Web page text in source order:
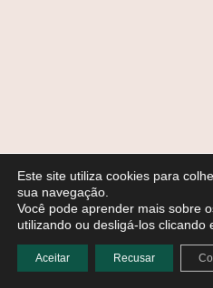
Este site utiliza cookies para
sua navegação.
Você pode aprender mais sobre
utilizando ou desligá-los clicando
Aceitar Recusar